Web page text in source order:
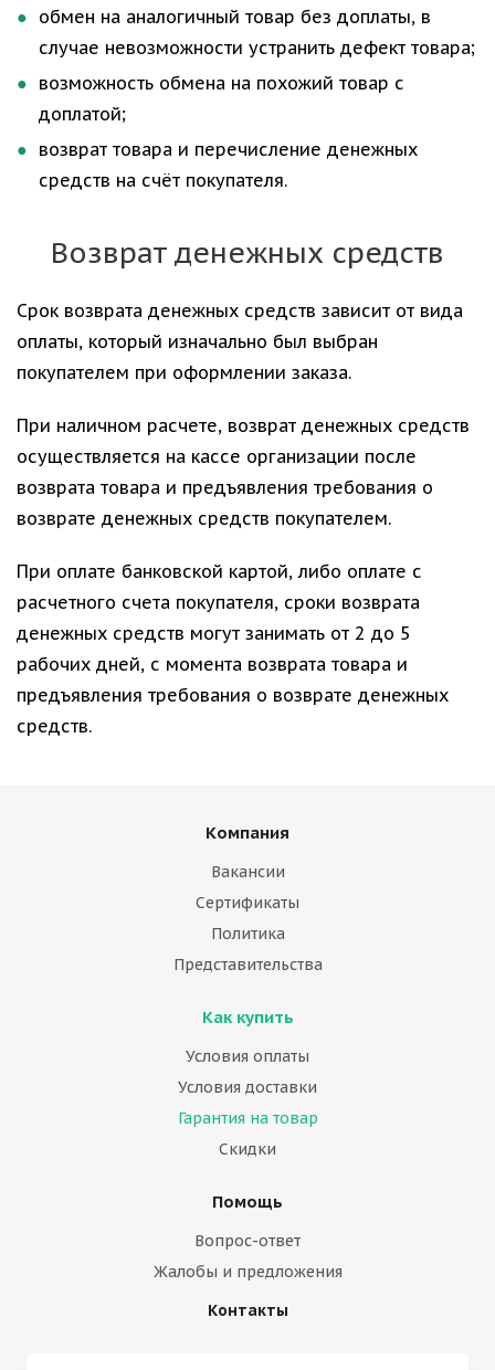
обмен на аналогичный товар без доплаты, в
случае невозможности устранить дефект товара;
возможность обмена на похожий товар с
доплатой;
возврат товара и перечисление денежных
средств на счёт покупателя.
Возврат денежных средств
Срок возврата денежных средств зависит от вида
оплаты, который изначально был выбран
покупателем при оформлении заказа.
При наличном расчете, возврат денежных средств
осуществляется на кассе организации после
возврата товара и предъявления требования о
возврате денежных средств покупателем.
При оплате банковской картой, либо оплате с
расчетного счета покупателя, сроки возврата
денежных средств могут занимать от 2 до 5
рабочих дней, с момента возврата товара и
предъявления требования о возврате денежных
средств.
Компания
Вакансии
Сертификаты
Политика
Представительства
Как купить
Условия оплаты
Условия доставки
Гарантия на товар
Скидки
Помощь
Вопрос-ответ
Жалобы и предложения
Контакты